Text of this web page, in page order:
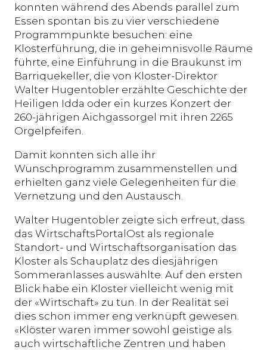
konnten während des Abends parallel zum
Essen spontan bis zu vier verschiedene
Programmpunkte besuchen: eine
Klosterführung, die in geheimnisvolle Räume
führte, eine Einführung in die Braukunst im
Barriquekeller, die von Kloster-Direktor
Walter Hugentobler erzählte Geschichte der
Heiligen Idda oder ein kurzes Konzert der
260-jährigen Aichgassorgel mit ihren 2265
Orgelpfeifen.
Damit konnten sich alle ihr
Wunschprogramm zusammenstellen und
erhielten ganz viele Gelegenheiten für die
Vernetzung und den Austausch.
Walter Hugentobler zeigte sich erfreut, dass
das WirtschaftsPortalOst als regionale
Standort- und Wirtschaftsorganisation das
Kloster als Schauplatz des diesjährigen
Sommeranlasses auswählte. Auf den ersten
Blick habe ein Kloster vielleicht wenig mit
der «Wirtschaft» zu tun. In der Realität sei
dies schon immer eng verknüpft gewesen.
«Klöster waren immer sowohl geistige als
auch wirtschaftliche Zentren und haben